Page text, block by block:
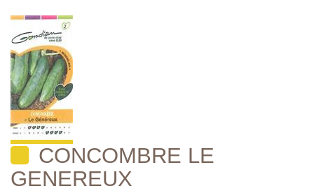
CONCOMBRE LE
GENEREUX